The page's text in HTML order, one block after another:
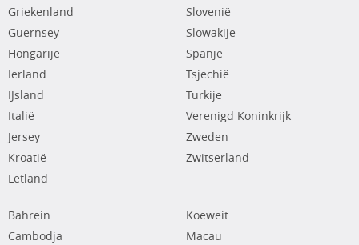
Griekenland
Guernsey
Hongarije
Ierland
IJsland
Italië
Jersey
Kroatië
Letland
Slovenië
Slowakije
Spanje
Tsjechië
Turkije
Verenigd Koninkrijk
Zweden
Zwitserland
Bahrein
Cambodja
Koeweit
Macau